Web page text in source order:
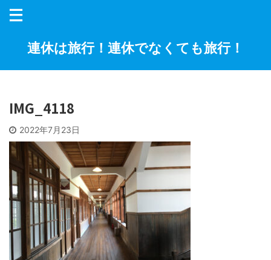
連休は旅行！連休でなくても旅行！
IMG_4118
2022年7月23日